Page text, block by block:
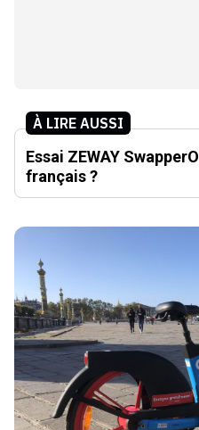
À LIRE AUSSI
Essai ZEWAY
français ?